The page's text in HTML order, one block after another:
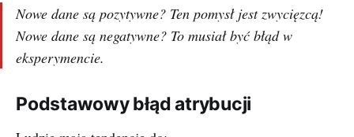
Nowe dane są pozytywne? Ten pomysł jest zwycięzcą!
Nowe dane są negatywne? To musiał być błąd w
eksperymencie.
Podstawowy błąd atrybucji